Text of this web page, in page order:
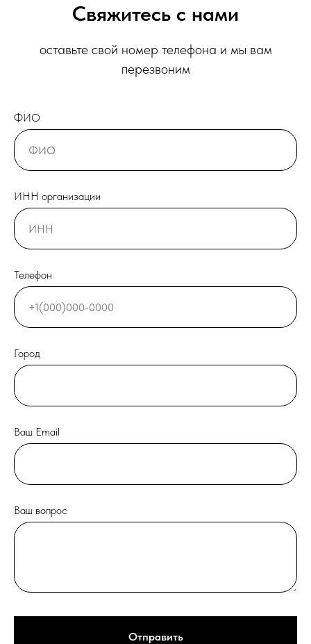
Свяжитесь с нами
оставьте свой номер телефона и мы вам
перезвоним
ФИО
ИНН организации
Телефон
Город
Ваш Email
Ваш вопрос
Отправить